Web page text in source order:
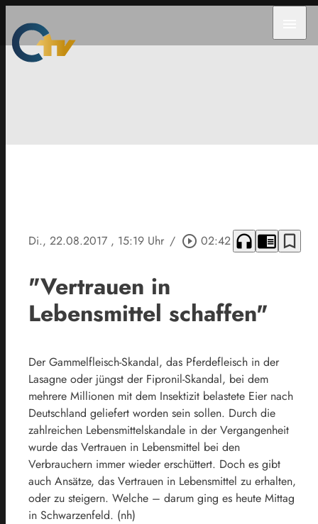
Di., 22.08.2017 , 15:19 Uhr / play_circle_outline 02:42 headphones chrome_reader_mode bookmark_border
"Vertrauen in
Lebensmittel schaffen"
Der Gammelfleisch-Skandal, das Pferdefleisch in der
Lasagne oder jüngst der Fipronil-Skandal, bei dem
mehrere Millionen mit dem Insektizit belastete Eier nach
Deutschland geliefert worden sein sollen. Durch die
zahlreichen Lebensmittelskandale in der Vergangenheit
wurde das Vertrauen in Lebensmittel bei den
Verbrauchern immer wieder erschüttert. Doch es gibt
auch Ansätze, das Vertrauen in Lebensmittel zu erhalten,
oder zu steigern. Welche – darum ging es heute Mittag
in Schwarzenfeld. (nh)